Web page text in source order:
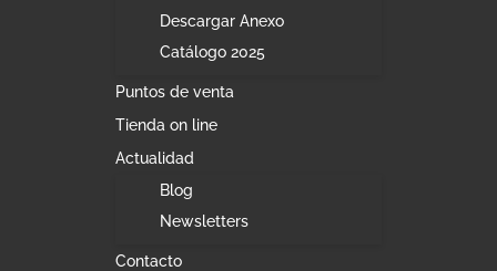
Descargar Anexo
Catálogo 2025
Puntos de venta
Tienda on line
Actualidad
Blog
Newsletters
Contacto